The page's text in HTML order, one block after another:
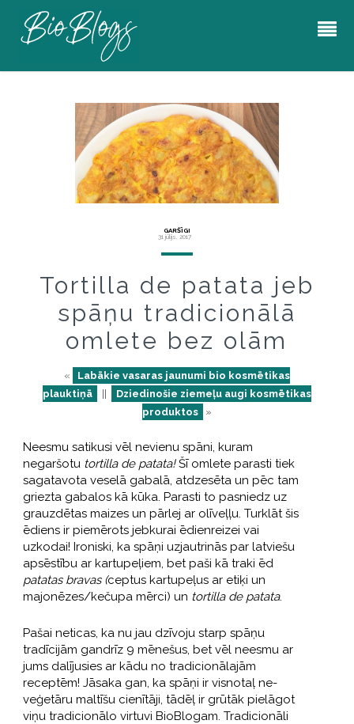
GARŠĪGI
31 jūlijs, 2017
Tortilla de patata jeb
spāņu tradicionālā
omlete bez olām
«
Labākie vasaras jaunumi bio kosmētikas
plauktiņā
Dziedinošie ziemeļu augi kosmētikas
produktos
»
Neesmu satikusi vēl nevienu spāni, kuram
negaršotu tortilla de patata!Šī omlete parasti tiek
sagatavota veselā gabalā, atdzesēta un pēc tam
griezta gabalos kā kūka. Parasti to pasniedz uz
grauzdētas maizes un pārlej ar olīveļļu. Turklāt šis
ēdiens ir piemērots jebkurai ēdienreizei vai
uzkodai! Ironiski, ka spāņi uzjautrinās par latviešu
apsēstību ar kartupeļiem, bet paši kā traki ēd
patatas bravas (ceptus kartupeļus ar etiķi un
majonēzes/kečupa mērci) un tortilla de patata.
Pašai neticas, ka nu jau dzīvoju starp spāņu
tradīcijām gandrīz 9 mēnešus, bet vēl neesmu ar
jums dalījusies ar kādu no tradicionālajām
receptēm! Jāsaka gan, ka spāņi ir visnotaļ ne-
veģetāru maltīšu cienītāji, tādēļ ir grūtāk pielāgot
viņu tradicionālo virtuvi BioBlogam. Tradicionāli